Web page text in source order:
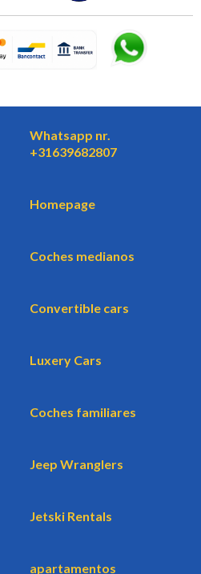
Whatsapp nr.
+31639682807
Homepage
Coches medianos
Convertible cars
Luxery Cars
Coches familiares
Jeep Wranglers
Jetski Rentals
apartamentos